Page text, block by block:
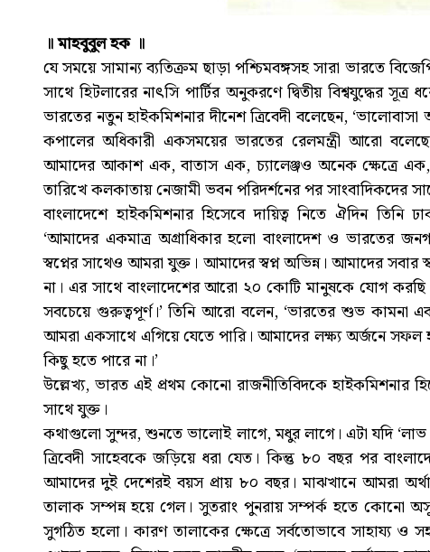
॥ মাহবুবুল হক ॥
যে সময়ে সামান্য ব্যতিক্রম ছাড়া পশ্চিমবঙ্গসহ সারা ভারতে
সাথে হিটলারের নাৎসি পার্টির অনুকরণে দ্বিতীয় বিশ্বযুদ্ধের
ভারতের নতুন হাইকমিশনার দীনেশ ত্রিবেদী বলেছেন,
কপালের অধিকারী একসময়ের ভারতের রেলমন্ত্রী আরো
আমাদের আকাশ এক, বাতাস এক, চ্যালেঞ্জও অনেক ক্ষেত্রে
তারিখে কলকাতায় নেজামী ভবন পরিদর্শনের পর সাংবাদিকদের
বাংলাদেশে হাইকমিশনার হিসেবে দায়িত্ব নিতে ঐদিন তিনি
‘আমাদের একমাত্র অগ্রাধিকার হলো বাংলাদেশ ও ভারতের
স্বপ্নের সাথেও আমরা যুক্ত। আমাদের স্বপ্ন অভিন্ন। আমাদের
না। এর সাথে বাংলাদেশের আরো ২০ কোটি মানুষকে যোগ
সবচেয়ে গুরুত্বপূর্ণ।’ তিনি আরো বলেন, ‘ভারতের শুভ কামনা
আমরা একসাথে এগিয়ে যেতে পারি। আমাদের লক্ষ্য অর্জনে
কিছু হতে পারে না।’
উল্লেখ্য, ভারত এই প্রথম কোনো রাজনীতিবিদকে হাইকমিশনার
সাথে যুক্ত।
কথাগুলো সুন্দর, শুনতে ভালোই লাগে, মধুর লাগে। এটা যদি
ত্রিবেদী সাহেবকে জড়িয়ে ধরা যেত। কিন্তু ৮০ বছর পর
আমাদের দুই দেশেরই বয়স প্রায় ৮০ বছর। মাঝখানে আমরা
তালাক সম্পন্ন হয়ে গেল। সুতরাং পুনরায় সম্পর্ক হতে কোনো
সুগঠিত হলো। কারণ তালাকের ক্ষেত্রে সর্বতোভাবে সাহায্য ও